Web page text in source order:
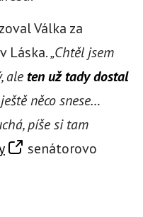
Válka za
Láska.„Chtěl jsem
ale ten už tady dostal
něco snese…
píše si tam
senátorovo